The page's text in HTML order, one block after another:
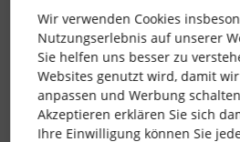
Wir verwenden Cookies
Nutzungserlebnis auf unserer
Sie helfen uns besser zu
Websites genutzt wird, damit
anpassen und Werbung
Akzeptieren erklären Sie sich
Ihre Einwilligung können Sie